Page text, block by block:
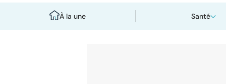
À la une Santé